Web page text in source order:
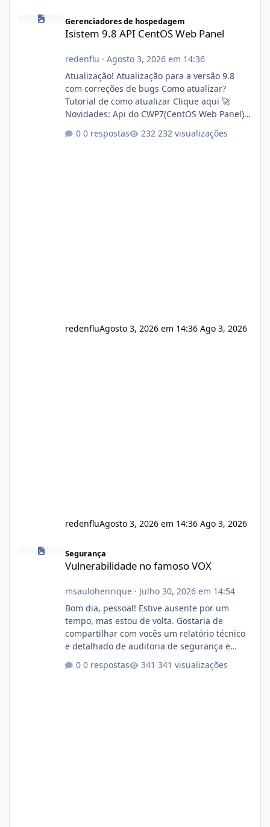
Isistem 9.8 API CentOS Web Panel
Gerenciadores de hospedagem
Isistem 9.8 API CentOS Web Panel
redenflu · Agosto 3, 2026 em 14:36
Atualização! Atualização para a versão 9.8
com correções de bugs Como atualizar?
Tutorial de como atualizar Clique aqui 🚀
Novidades: Api do CWP7(CentOS Web Panel)
autorizado a usasr o isistem:
0 respostas 232 visualizações
redenfluAgosto 3, 2026 em 14:36 Ago 3, 2026
redenfluAgosto 3, 2026 em 14:36 Ago 3, 2026
Segurança
Vulnerabilidade no famoso VOX
msaulohenrique· Julho 30, 2026 em 14:54
Bom dia, pessoal! Estive ausente por um
tempo, mas estou de volta. Gostaria de
compartilhar com vocês um relatório técnico
e detalhado de auditoria de segurança e
atualmente em circulação e comercialização
0 respostas 341 visualizações